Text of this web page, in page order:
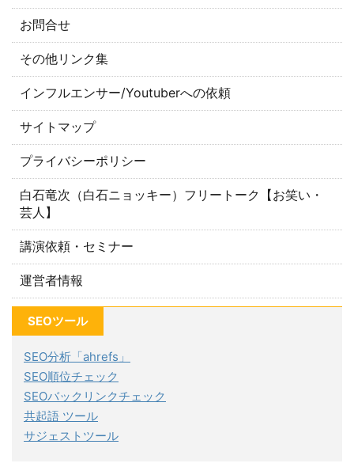
お問合せ
その他リンク集
インフルエンサー/Youtuberへの依頼
サイトマップ
プライバシーポリシー
白石竜次（白石ニョッキー）フリートーク【お笑い・
芸人】
講演依頼・セミナー
運営者情報
SEOツール
SEO分析「ahrefs」
SEO順位チェック
SEOバックリンクチェック
共起語 ツール
サジェストツール